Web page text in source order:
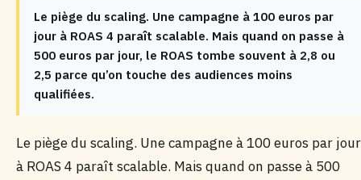
Le piège du scaling. Une campagne à 100 euros par
jour à ROAS 4 paraît scalable. Mais quand on passe à
500 euros par jour, le ROAS tombe souvent à 2,8 ou
2,5 parce qu’on touche des audiences moins
qualifiées.
Le piège du scaling. Une campagne à 100 euros par jour
à ROAS 4 paraît scalable. Mais quand on passe à 500